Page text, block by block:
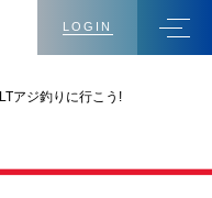
LOGIN
アジ釣りに行こう!